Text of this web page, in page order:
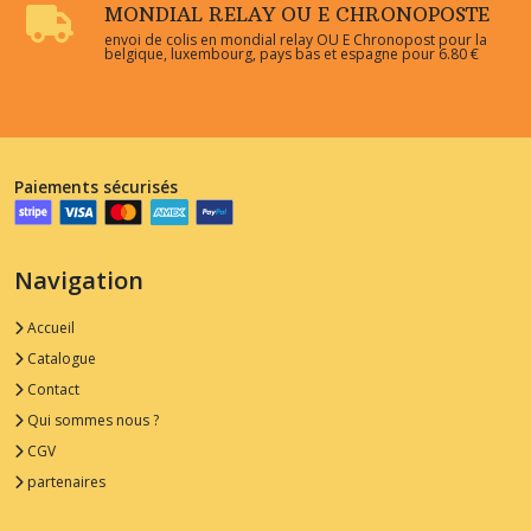
MONDIAL RELAY OU E CHRONOPOSTE
envoi de colis en mondial relay OU E Chronopost pour la
belgique, luxembourg, pays bas et espagne pour 6.80 €
Paiements sécurisés
Navigation
Accueil
Catalogue
Contact
Qui sommes nous ?
CGV
partenaires